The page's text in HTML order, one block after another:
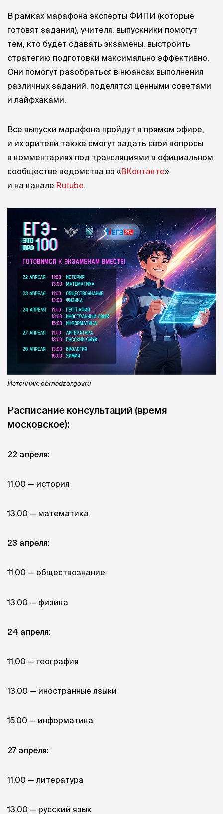
В рамках марафона эксперты ФИПИ (которые
готовят задания), учителя, выпускники помогут
тем, кто будет сдавать экзамены, выстроить
стратегию подготовки максимально эффективно.
Они помогут разобраться в нюансах выполнения
различных заданий, поделятся ценными советами
и лайфхаками.
Все выпуски марафона пройдут в прямом эфире,
и их зрители также смогут задать свои вопросы
в комментариях под трансляциями в официальном
сообществе ведомства во «ВКонтакте»
и на канале Rutube.
Источник: obrnadzor.gov.ru
Расписание консультаций (время
московское):
22 апреля:
11.00 — история
13.00 — математика
23 апреля:
11.00 — обществознание
13.00 — физика
24 апреля:
11.00 — география
13.00 — иностранные языки
15.00 — информатика
27 апреля:
11.00 — литература
13.00 — русский язык